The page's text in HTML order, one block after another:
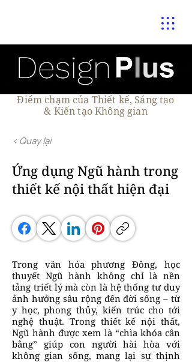
Điểm chạm của Thiết kế, Sáng tạo
& Kiến tạo Không gian
< Quay lại
Ứng dụng Ngũ hành trong
thiết kế nội thất hiện đại
Trong văn hóa phương Đông, học
thuyết Ngũ hành không chỉ là nền
tảng triết lý mà còn là hệ thống tư duy
ảnh hưởng sâu rộng đến đời sống – từ
y học, phong thủy, kiến trúc cho tới
nghệ thuật. Trong thiết kế nội thất,
Ngũ hành được xem là “chìa khóa cân
bằng” giúp con người hài hòa với
không gian sống, mang lại sự thịnh